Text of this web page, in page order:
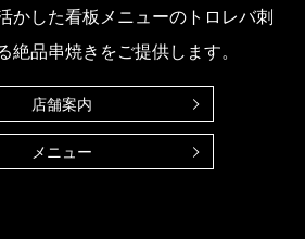
かした看板メニューのトロレバ刺
絶品串焼きをご提供します。
店舗案内
メニュー